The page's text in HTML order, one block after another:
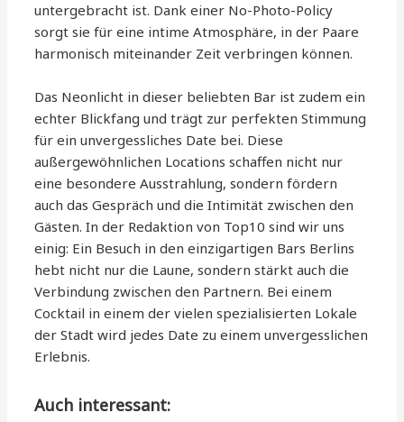
untergebracht ist. Dank einer No-Photo-Policy
sorgt sie für eine intime Atmosphäre, in der Paare
harmonisch miteinander Zeit verbringen können.
Das Neonlicht in dieser beliebten Bar ist zudem ein
echter Blickfang und trägt zur perfekten Stimmung
für ein unvergessliches Date bei. Diese
außergewöhnlichen Locations schaffen nicht nur
eine besondere Ausstrahlung, sondern fördern
auch das Gespräch und die Intimität zwischen den
Gästen. In der Redaktion von Top10 sind wir uns
einig: Ein Besuch in den einzigartigen Bars Berlins
hebt nicht nur die Laune, sondern stärkt auch die
Verbindung zwischen den Partnern. Bei einem
Cocktail in einem der vielen spezialisierten Lokale
der Stadt wird jedes Date zu einem unvergesslichen
Erlebnis.
Auch interessant: